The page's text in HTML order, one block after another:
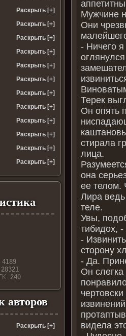
Раскрыть [+]
Раскрыть [+]
Раскрыть [+]
Раскрыть [+]
Раскрыть [+]
Раскрыть [+]
Раскрыть [+]
Раскрыть [+]
Раскрыть [+]
Раскрыть [+]
Раскрыть [+]
Раскрыть [+]
4189
28321
240
авторов
Раскрыть [+]
Мужчине
Они
- Ничего
Терек
Он опять
стирала
лица.
она
ее телом.
Лира
теле.
Увы,
тибидох,
-
сторону
- Да.
Он
видела